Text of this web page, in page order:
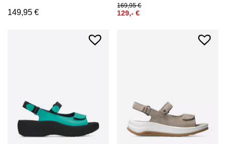
149,95 €
169,95€
129,-€